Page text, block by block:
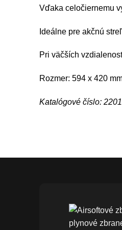
Vďaka celočiernemu
Ideálne pre akčnú
Pri väčších
Rozmer: 594 x 420
Katalógové číslo: